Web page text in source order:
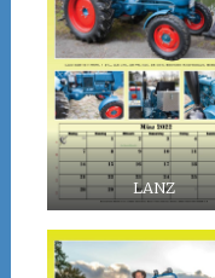
LANZ